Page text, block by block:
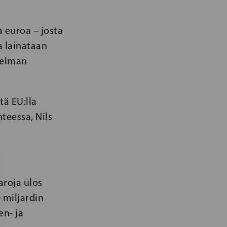
euroa – josta
lainataan
EU:lla
Nils
ulos
miljardin
ja